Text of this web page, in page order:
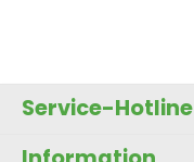
Service-Hotline